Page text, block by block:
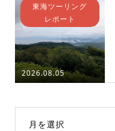
2026.08.05
東海ツーリング
レポート
月を選択